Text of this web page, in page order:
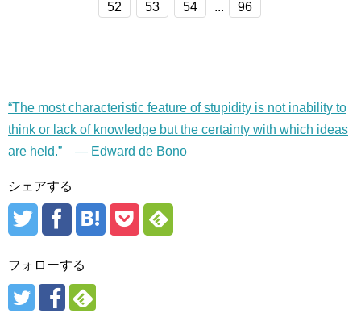
52 53 54 ... 96
“The most characteristic feature of stupidity is not inability to
think or lack of knowledge but the certainty with which ideas
are held.” — Edward de Bono
シェアする
フォローする